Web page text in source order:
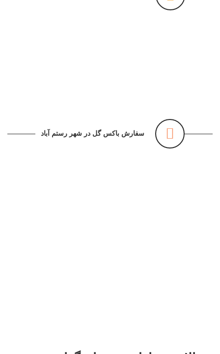
سفارش باکس گل در شهر رستم آباد